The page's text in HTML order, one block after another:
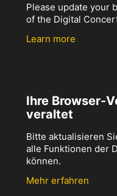
Please update your
of the Digital
Learn more
Ihre Browser-
veraltet
Bitte aktualisieren
alle Funktionen der
können.
Mehr erfahren